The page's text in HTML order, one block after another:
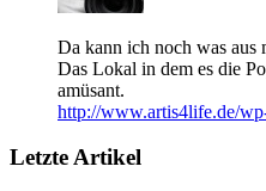
Da kann ich noch was aus
Das Lokal in dem es die
amüsant.
http://www.artis4life.de/
Letzte Artikel